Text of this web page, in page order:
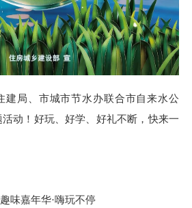
建局、 市城市节水办联合市自来水公
动！好玩、好学、好礼不断，快来一
味嘉年华·嗨玩不停